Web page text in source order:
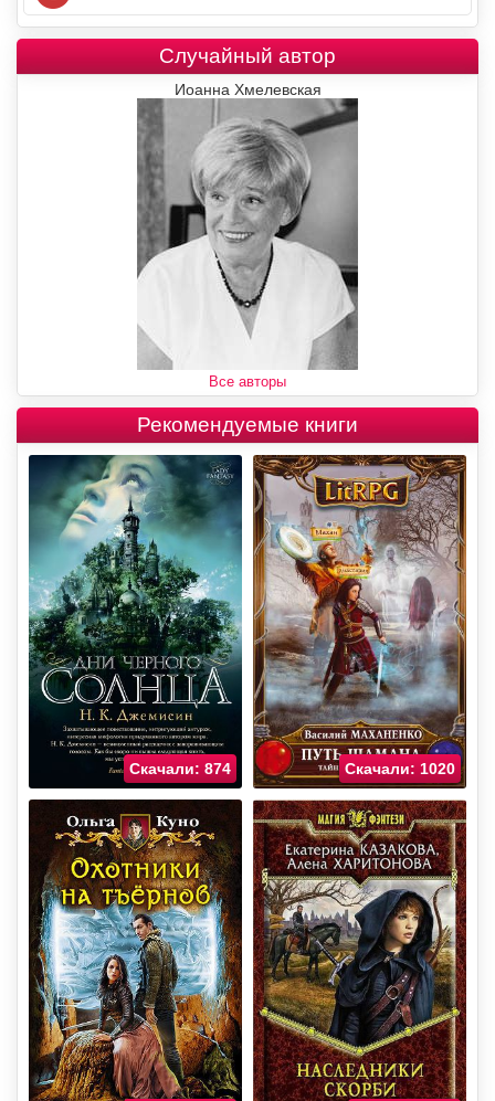
Случайный автор
Иоанна Хмелевская
Все авторы
Рекомендуемые книги
Скачали: 874 Скачали: 1020